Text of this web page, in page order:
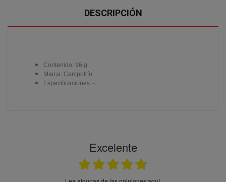
DESCRIPCIÓN
Contenido: 96 g
Marca: Campofrío
Especificaciones: -
Excelente